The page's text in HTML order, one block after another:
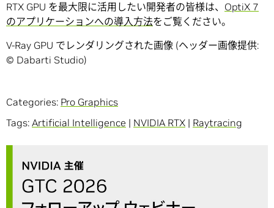
RTX GPU を最大限に活用したい開発者の皆様は、 OptiX 7
のアプリケーションへの導入方法をご覧ください。
V-Ray GPU でレンダリングされた画像 (ヘッダー画像提供:
© Dabarti Studio)
Categories: Pro Graphics
Tags: Artificial Intelligence | NVIDIA RTX | Raytracing